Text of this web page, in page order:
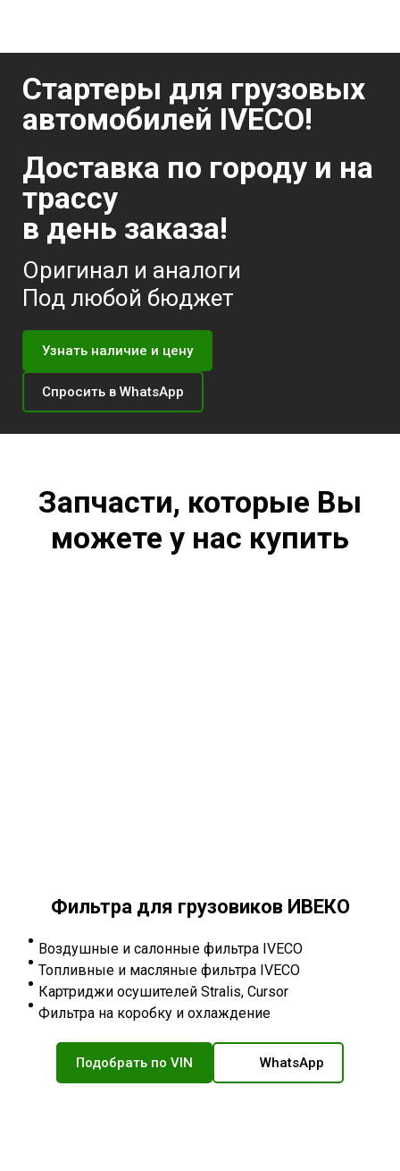
Стартеры для грузовых
автомобилей IVECO!
Доставка по городу и на
трассу
в день заказа!
Оригинал и аналоги
Под любой бюджет
Узнать наличие и цену
Спросить в WhatsApp
Запчасти, которые Вы
можете у нас купить
Фильтра для грузовиков ИВЕКО
Воздушные и салонные фильтра IVECO
Топливные и масляные фильтра IVECO
Картриджи осушителей Stralis, Cursor
Фильтра на коробку и охлаждение
Подобрать по VIN WhatsApp